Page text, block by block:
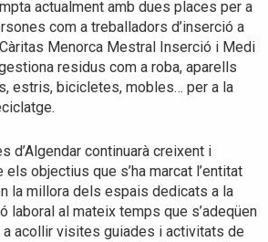
actualment amb dues places per a
com a treballadors d’inserció a
Menorca Mestral Inserció i Medi
residus com a roba, aparells
estris, bicicletes, mobles… per a la
d’Algendar continuarà creixent i
objectius que s’ha marcat l’entitat
la millora dels espais dedicats a la
laboral al mateix temps que s’adeqüen
a acollir visites guiades i activitats de